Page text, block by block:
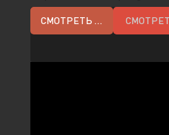
СМОТРЕТЬ HD